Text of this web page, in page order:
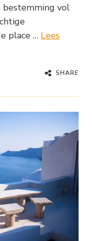
bestemming vol
place … Lees
SHARE